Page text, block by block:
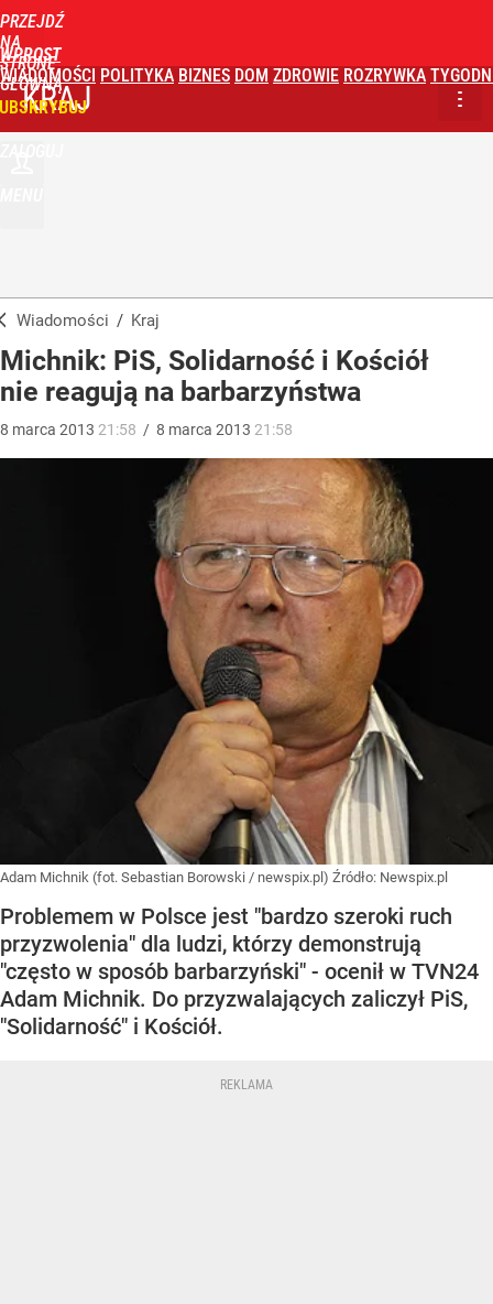
PRZEJDŹ
NA
STRONĘ
GŁÓWNĄ
WPROST
WIADOMOŚCI POLITYKA BIZNES DOM ZDROWIE ROZRYWKA
KRAJ
Wiadomości / Kraj
Michnik: PiS, Solidarność i Kościół
nie reagują na barbarzyństwa
8 marca 2013 21:58 / 8 marca 2013 21:58
Adam Michnik (fot. Sebastian Borowski / newspix.pl) Źródło: Newspix.pl
Problemem w Polsce jest "bardzo szeroki ruch
przyzwolenia" dla ludzi, którzy demonstrują
"często w sposób barbarzyński" - ocenił w TVN24
Adam Michnik. Do przyzwalających zaliczył PiS,
"Solidarność" i Kościół.